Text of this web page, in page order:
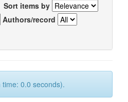
Sort items by
Authors/record
0.0 seconds).